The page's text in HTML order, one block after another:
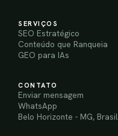
SERVIÇOS
SEO Estratégico
Conteúdo que Ranqueia
GEO para IAs
CONTATO
Enviar mensagem
WhatsApp
Belo Horizonte - MG, Brasil